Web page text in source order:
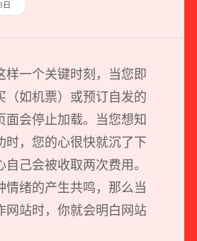
日
样一个关键时刻，当您即
（如机票）或预订自发的
面会停止加载。当您想知
时，您的心很快就沉了下
己会被收取两次费用。
情绪的产生共鸣，那么当
网站时，你就会明白网站